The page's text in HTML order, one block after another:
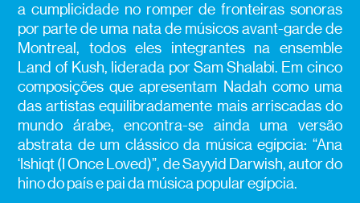
a cumplicidade no romper de fronteiras sonoras
por parte de uma nata de músicos avant-garde de
Montreal, todos eles integrantes na ensemble
Land of Kush, liderada por Sam Shalabi. Em cinco
composições que apresentam Nadah como uma
das artistas equilibradamente mais arriscadas do
mundo árabe, encontra-se ainda uma versão
abstrata de um clássico da música egípcia: “Ana
‘Ishiqt (I Once Loved)”, de Sayyid Darwish, autor do
hino do país e pai da música popular egípcia.